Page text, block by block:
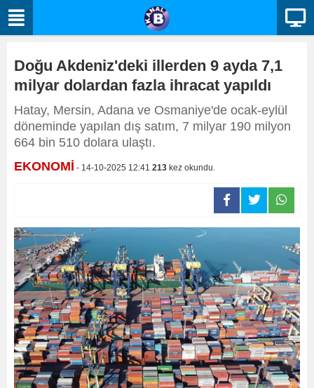
Doğu Akdeniz'deki illerden 9 ayda 7,1
milyar dolardan fazla ihracat yapıldı
Hatay, Mersin, Adana ve Osmaniye'de ocak-eylül
döneminde yapılan dış satım, 7 milyar 190 milyon
664 bin 510 dolara ulaştı.
EKONOMİ - 14-10-2025 12:41 213 kez okundu.